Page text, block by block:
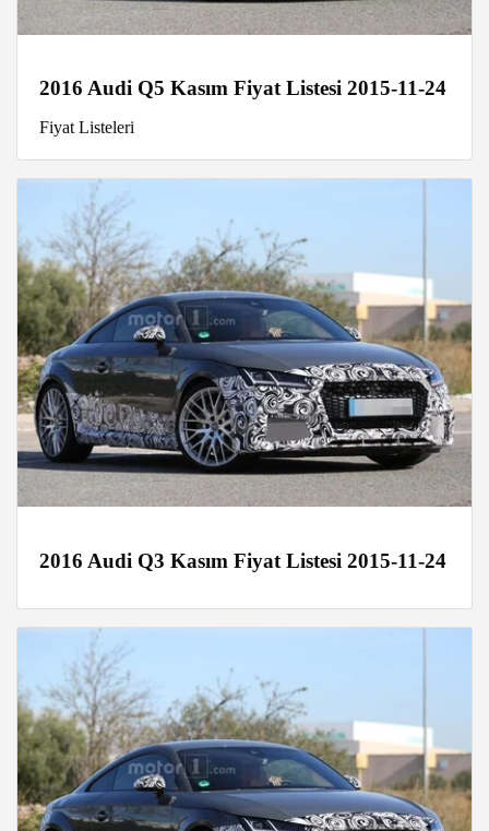
2016 Audi Q5 Kasım Fiyat Listesi 2015-11-24
Fiyat Listeleri
2016 Audi Q3 Kasım Fiyat Listesi 2015-11-24